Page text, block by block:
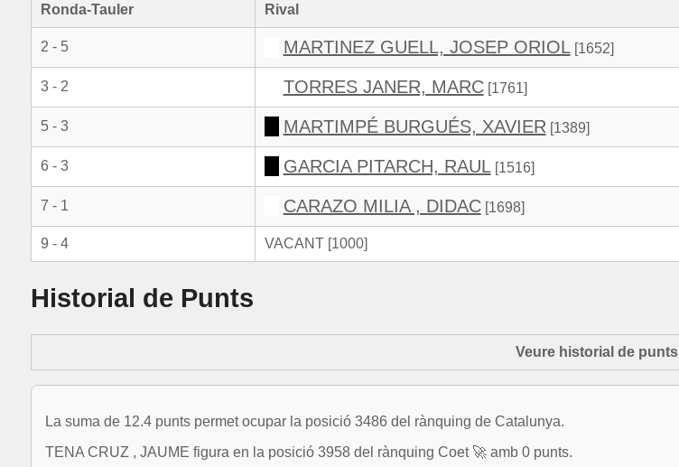
Ronda-Tauler Rival
2 - 5 MARTINEZ GUELL, JOSEP ORIOL[1652]
3 - 2 TORRES JANER, MARC[1761]
5 - 3 MARTIMPÉ BURGUÉS, XAVIER [1389]
6 - 3 GARCIA PITARCH, RAUL[1516]
7 - 1 CARAZO MILIA , DIDAC[1698]
9 - 4 VACANT [1000]
Historial de Punts
Veure historial de punts
La suma de 12.4 punts permet ocupar la posició 3486 del rànquing de Catalunya.
TENA CRUZ , JAUME figura en la posició 3958 del rànquing Coet 🚀 amb 0 punts.